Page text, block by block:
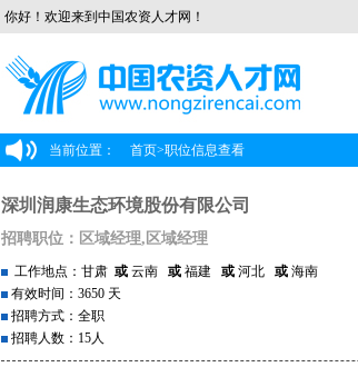
你好！欢迎来到中国农资人才网！
当前位置： 首页>职位信息查看
深圳润康生态环境股份有限公司
招聘职位：区域经理,区域经理
工作地点：甘肃 或云南 或福建 或河北 或海南
有效时间：3650 天
招聘方式：全职
招聘人数：15人